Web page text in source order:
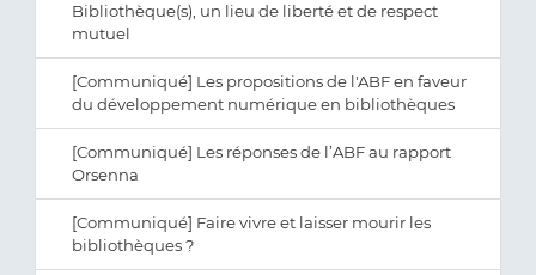
Bibliothèque(s), un lieu de liberté et de respect
mutuel
[Communiqué] Les propositions de l'ABF en faveur
du développement numérique en bibliothèques
[Communiqué] Les réponses de l’ABF au rapport
Orsenna
[Communiqué] Faire vivre et laisser mourir les
bibliothèques ?